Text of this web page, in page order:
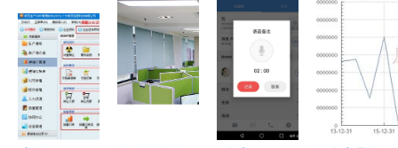
件 智能界
面引领信息
技术咨询服
务新潮流
汇技术之
美，定义智
能交互新体
验
软件界面预
览 直击用
户的关注效
能关键点
**\n\n**界面
设计的核心
布信息的软
件，带收录
排名与自动
群发订阅的
功能已成热
门——转用